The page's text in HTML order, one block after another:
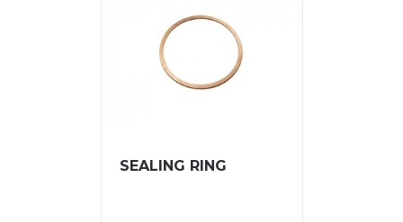
SEALING RING